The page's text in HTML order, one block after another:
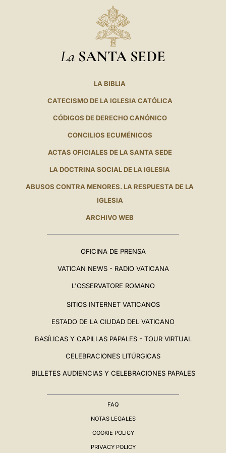
La SANTA SEDE
LA BIBLIA
CATECISMO DE LA IGLESIA CATÓLICA
CÓDIGOS DE DERECHO CANÓNICO
CONCILIOS ECUMÉNICOS
ACTAS OFICIALES DE LA SANTA SEDE
LA DOCTRINA SOCIAL DE LA IGLESIA
ABUSOS CONTRA MENORES. LA RESPUESTA DE LA
IGLESIA
ARCHIVO WEB
OFICINA DE PRENSA
VATICAN NEWS - RADIO VATICANA
L'OSSERVATORE ROMANO
SITIOS INTERNET VATICANOS
ESTADO DE LA CIUDAD DEL VATICANO
BASÍLICAS Y CAPILLAS PAPALES - TOUR VIRTUAL
CELEBRACIONES LITÚRGICAS
BILLETES AUDIENCIAS Y CELEBRACIONES PAPALES
FAQ
NOTAS LEGALES
COOKIE POLICY
PRIVACY POLICY